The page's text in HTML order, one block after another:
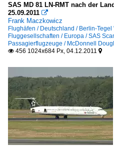
SAS MD 81 LN-RMT nach der
25.09.2011 
Frank Maczkowicz
Flughäfen / Deutschland / Berlin-
Fluggesellschaften / Europa / SAS
Passagierflugzeuge / McDonnell
 456 1024x684 Px, 04.12.2011 